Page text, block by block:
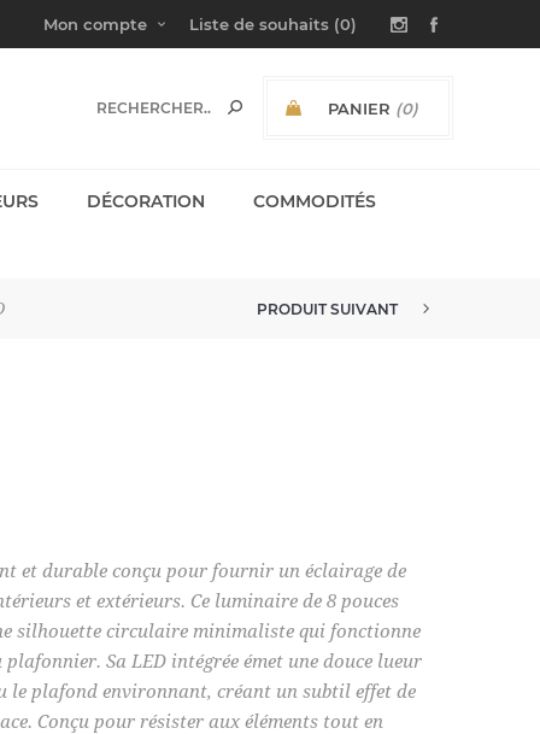
Mon compte Liste de souhaits (0)
PANIER (0)
DÉCORATION COMMODITÉS
PRODUIT SUIVANT
et durable conçu pour fournir un éclairage de
et extérieurs. Ce luminaire de 8 pouces
silhouette circulaire minimaliste qui fonctionne
Sa LED intégrée émet une douce lueur
le plafond environnant, créant un subtil effet de
Conçu pour résister aux éléments tout en